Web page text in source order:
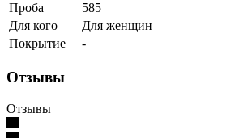
Проба
585
Для кого
Для женщин
Покрытие
-
Отзывы
Отзывы